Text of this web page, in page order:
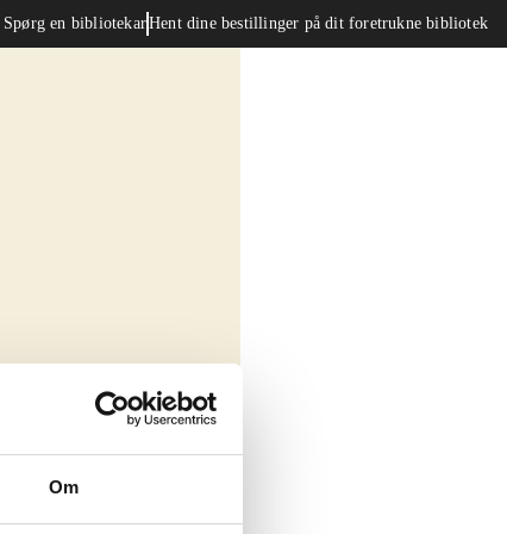
Om
Spørg en bibliotekarHent dine bestillinger på dit foretrukne bibliotek